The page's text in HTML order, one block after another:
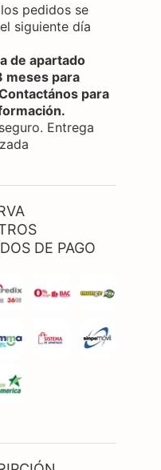
los pedidos se
siguiente día
de apartado
meses para
para
Entrega
DE PAGO